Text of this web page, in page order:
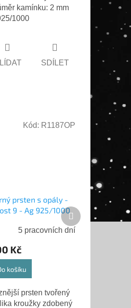
kamínku: 2 mm
1000
SDÍLET
prsten s opály -
9 - Ag 925/1000
5 pracovních dní
Kč
košíku
prsten tvořený
kroužky zdobený
Kód: R1187OP
Další
produkt